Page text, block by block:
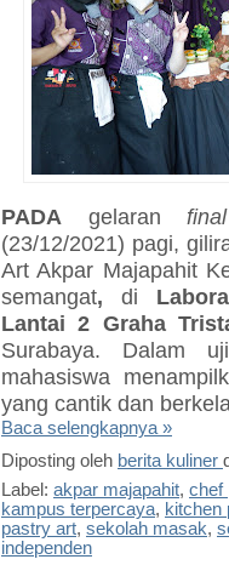
PADA gelaran
(23/12/2021) pagi,
Art Akpar Majapahit
semangat,di
Lantai 2 Graha
Surabaya. Dalam u
mahasiswa
yang cantik dan
Baca selengkapnya »
Diposting oleh berita kuliner
Label: akpar majapahit, chef
kampus terpercaya, kitchen
pastry art, sekolah masak,
independen